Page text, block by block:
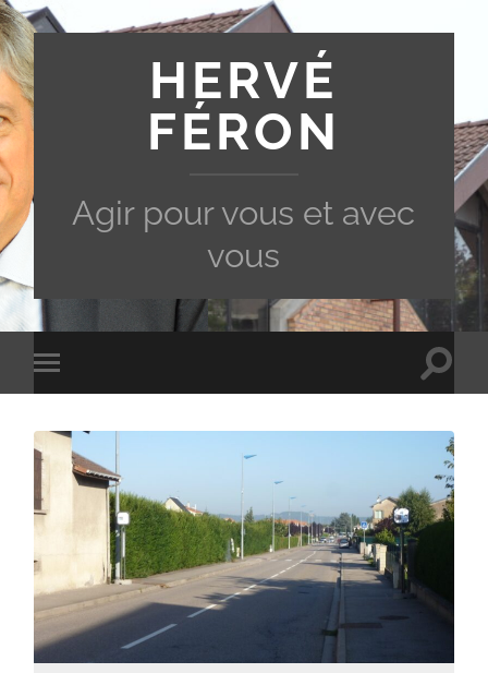
HERVÉ
FÉRON
Agir pour vous et avec
vous
Toggle
mobile
Toggle